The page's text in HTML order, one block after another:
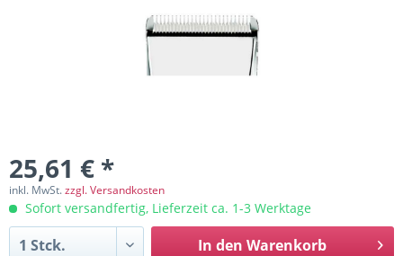
25,61 € *
inkl. MwSt.zzgl. Versandkosten
Sofort versandfertig, Lieferzeit ca. 1-3 Werktage
In den Warenkorb